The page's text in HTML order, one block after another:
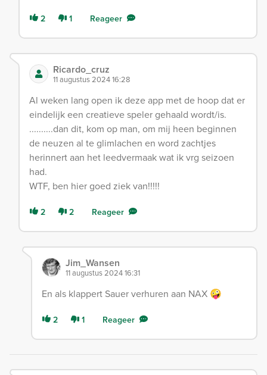
2 1 Reageer
Ricardo_cruz
11 augustus 2024 16:28
Al weken lang open ik deze app met de hoop dat er
eindelijk een creatieve speler gehaald wordt/is.
..........dan dit, kom op man, om mij heen beginnen
de neuzen al te glimlachen en word zachtjes
herinnert aan het leedvermaak wat ik vrg seizoen
had.
WTF, ben hier goed ziek van!!!!!
2 2 Reageer
Jim_Wansen
11 augustus 2024 16:31
En als klappert Sauer verhuren aan NAX 🤪
2 1 Reageer